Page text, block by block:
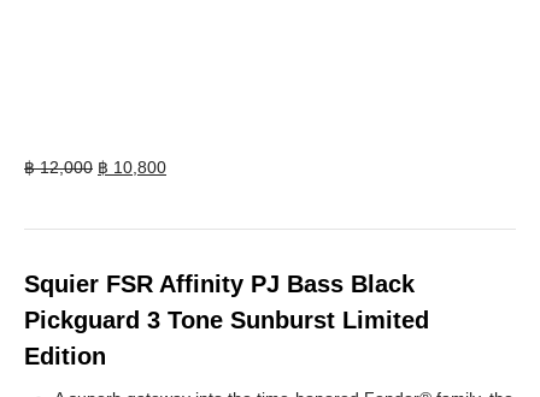
฿12,000 Original
฿ 10,800Current
Squier FSR Affinity PJ Bass Black
Pickguard 3 Tone Sunburst Limited
Edition